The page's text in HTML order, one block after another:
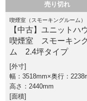
売り切れ
喫煙室（スモーキングルーム）
【中古】ユニットハ
喫煙室 スモーキン
ム 2.4坪タイプ
外寸
幅：3518mm×奥行：
高さ：2440mm
面積